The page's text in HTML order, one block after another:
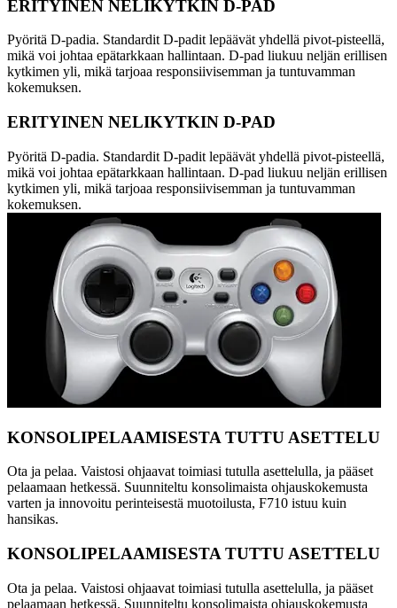
ERITYINEN NELIKYTKIN D-PAD
Pyöritä D-padia. Standardit D-padit lepäävät yhdellä pivot-pisteellä,
mikä voi johtaa epätarkkaan hallintaan. D-pad liukuu neljän erillisen
kytkimen yli, mikä tarjoaa responsiivisemman ja tuntuvamman
kokemuksen.
ERITYINEN NELIKYTKIN D-PAD
Pyöritä D-padia. Standardit D-padit lepäävät yhdellä pivot-pisteellä,
mikä voi johtaa epätarkkaan hallintaan. D-pad liukuu neljän erillisen
kytkimen yli, mikä tarjoaa responsiivisemman ja tuntuvamman
kokemuksen.
KONSOLIPELAAMISESTA TUTTU ASETTELU
Ota ja pelaa. Vaistosi ohjaavat toimiasi tutulla asettelulla, ja pääset
pelaamaan hetkessä. Suunniteltu konsolimaista ohjauskokemusta
varten ja innovoitu perinteisestä muotoilusta, F710 istuu kuin
hansikas.
KONSOLIPELAAMISESTA TUTTU ASETTELU
Ota ja pelaa. Vaistosi ohjaavat toimiasi tutulla asettelulla, ja pääset
pelaamaan hetkessä. Suunniteltu konsolimaista ohjauskokemusta